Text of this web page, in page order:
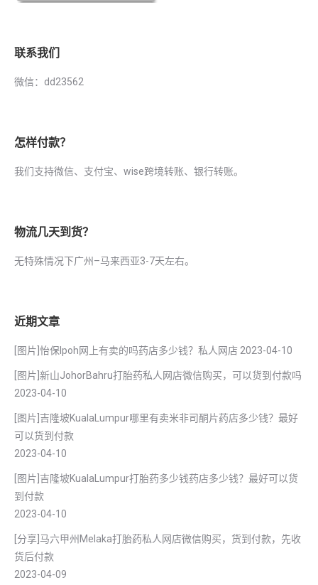
联系我们
微信：dd23562
怎样付款？
我们支持微信、支付宝、wise跨境转账、银行转账。
物流几天到货？
无特殊情况下广州–马来西亚3-7天左右。
近期文章
[图片]怡保lpoh网上有卖的吗药店多少钱？私人网店 2023-04-10
[图片]新山JohorBahru打胎药私人网店微信购买，可以货到付款吗
2023-04-10
[图片]吉隆坡KualaLumpur哪里有卖米非司酮片药店多少钱？最好
可以货到付款
2023-04-10
[图片]吉隆坡KualaLumpur打胎药多少钱药店多少钱？最好可以货
到付款
2023-04-10
[分享]马六甲州Melaka打胎药私人网店微信购买，货到付款，先收
货后付款
2023-04-09